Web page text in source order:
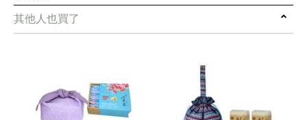
｜土地的禮讚：友善石虎米｜
透過傳統工法爆製，保留最天然的原味與黑糖香氣，酥脆清甜，是老幼
皆宜、葷素共享的安心滋味
其他人也買了